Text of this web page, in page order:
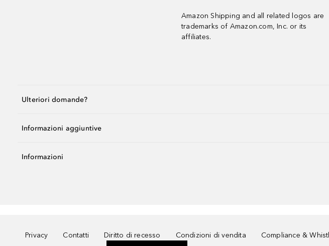
Amazon Shipping and all related logos are
trademarks of Amazon.com, Inc. or its
affiliates.
Ulteriori domande?
Informazioni aggiuntive
Informazioni
Privacy Contatti Diritto di recesso Condizioni di vendita Compliance &